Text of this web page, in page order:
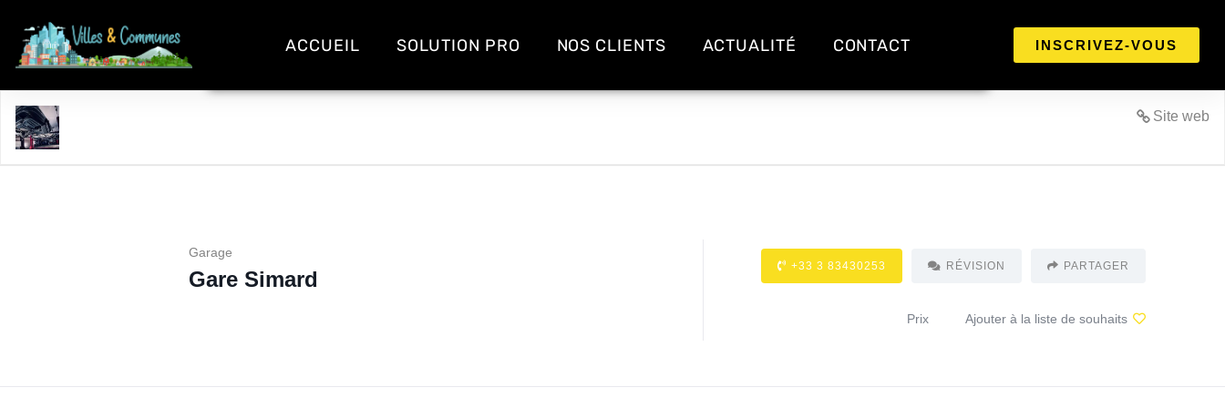
ACCUEIL SOLUTION PRO NOS CLIENTS ACTUALITÉ CONTACT INSCRIVEZ-VOUS
Site web
Garage
Gare Simard
+33 3 83430253 RÉVISION PARTAGER
Prix Ajouter à la liste de souhaits